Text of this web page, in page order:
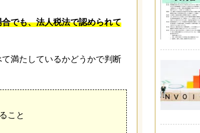
でも、法人税法で認められて
満たしているかどうかで判断
こと